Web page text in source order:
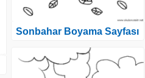
Sonbahar Boyama Sayfası